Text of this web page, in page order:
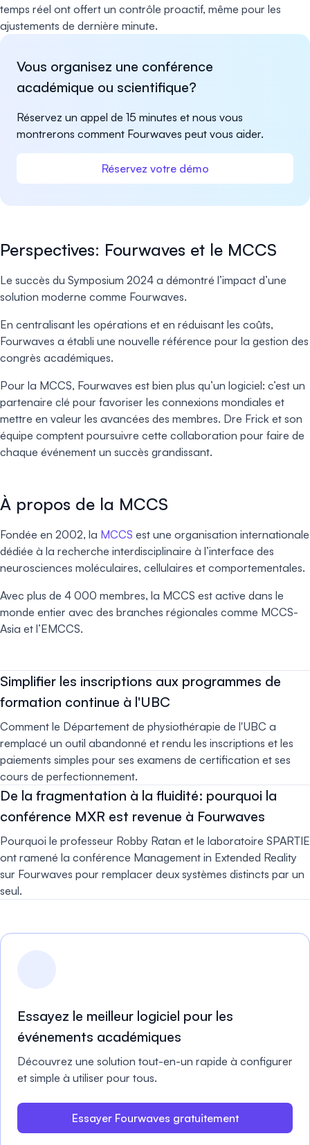
temps réel ont offert un contrôle proactif, même pour les
ajustements de dernière minute.
Vous organisez une conférence
académique ou scientifique?
Réservez un appel de 15 minutes et nous vous
montrerons comment Fourwaves peut vous aider.
Réservez votre démo
Perspectives: Fourwaves et le MCCS
Le succès du Symposium 2024 a démontré l’impact d’une
solution moderne comme Fourwaves.
En centralisant les opérations et en réduisant les coûts,
Fourwaves a établi une nouvelle référence pour la gestion des
congrès académiques.
Pour la MCCS, Fourwaves est bien plus qu’un logiciel: c’est un
partenaire clé pour favoriser les connexions mondiales et
mettre en valeur les avancées des membres. Dre Frick et son
équipe comptent poursuivre cette collaboration pour faire de
chaque événement un succès grandissant.
À propos de la MCCS
Fondée en 2002, la MCCS est une organisation internationale
dédiée à la recherche interdisciplinaire à l’interface des
neurosciences moléculaires, cellulaires et comportementales.
Avec plus de 4 000 membres, la MCCS est active dans le
monde entier avec des branches régionales comme MCCS-
Asia et l’EMCCS.
Simplifier les inscriptions aux programmes de
formation continue à l'UBC
Comment le Département de physiothérapie de l'UBC a
remplacé un outil abandonné et rendu les inscriptions et les
paiements simples pour ses examens de certification et ses
cours de perfectionnement.
De la fragmentation à la fluidité: pourquoi la
conférence MXR est revenue à Fourwaves
Pourquoi le professeur Robby Ratan et le laboratoire SPARTIE
ont ramené la conférence Management in Extended Reality
sur Fourwaves pour remplacer deux systèmes distincts par un
seul.
Essayez le meilleur logiciel pour les
événements académiques
Découvrez une solution tout-en-un rapide à configurer
et simple à utiliser pour tous.
Essayer Fourwaves gratuitement